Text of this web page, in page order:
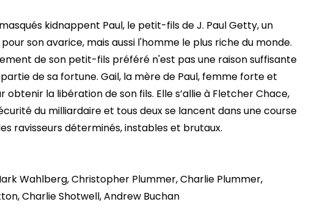
kidnappent Paul, le petit-fils de J. Paul Getty, un
son avarice, mais aussi l'homme le plus riche du monde.
de son petit-fils préféré n'est pas une raison suffisante
partie de sa fortune. Gail, la mère de Paul, femme forte et
la libération de son fils. Elle s’allie à Fletcher Chace,
du milliardaire et tous deux se lancent dans une course
ravisseurs déterminés, instables et brutaux.
Wahlberg, Christopher Plummer, Charlie Plummer,
Charlie Shotwell, Andrew Buchan